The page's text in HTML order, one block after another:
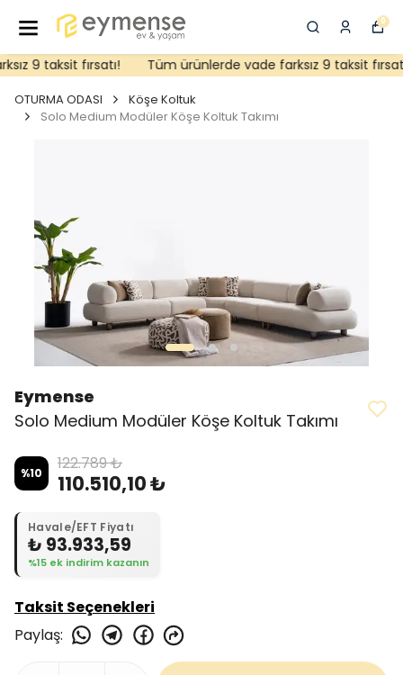
0
9 taksit fırsatı! Tüm ürünlerde vade farksız 9 taksit fırsatı!
OTURMA ODASI
Köşe Koltuk
Solo Medium Modüler Köşe Koltuk Takımı
Eymense
Solo Medium Modüler Köşe Koltuk Takımı
%10 122.789 ₺
110.510,10 ₺
Havale/EFT Fiyatı
₺ 93.933,59
%15 ek indirim kazanın
Taksit Seçenekleri
Paylaş: